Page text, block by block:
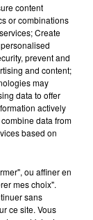
WARREN
content
or combinations
Create
prevent and
and content;
may
data to offer
actively
data from
based on
ou affiner en
mes choix".
sans
ce site. Vous